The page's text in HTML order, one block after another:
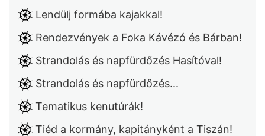
Lendülj formába kajakkal!
Rendezvények a Foka Kávézó és Bárban!
Strandolás és napfürdőzés Hasítóval!
Strandolás és napfürdőzés...
Tematikus kenutúrák!
Tiéd a kormány, kapitányként a Tiszán!